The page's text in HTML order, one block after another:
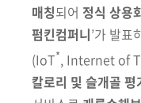
매칭되어 정식 상용
펌킨컴퍼니’가 발표
(IoT*, Internet of
칼로리 및 슬개골 평